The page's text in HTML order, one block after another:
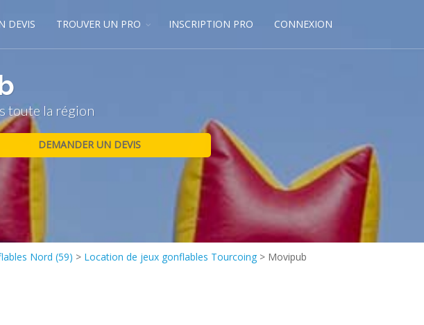
DEVIS TROUVER UN PRO INSCRIPTION PRO CONNEXION
toute la région
Nord (59) > Location de jeux gonflables Tourcoing > Movipub